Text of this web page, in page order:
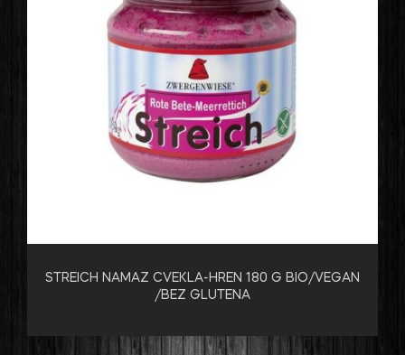
STREICH NAMAZ CVEKLA-HREN 180 G BIO/VEGAN
/BEZ GLUTENA